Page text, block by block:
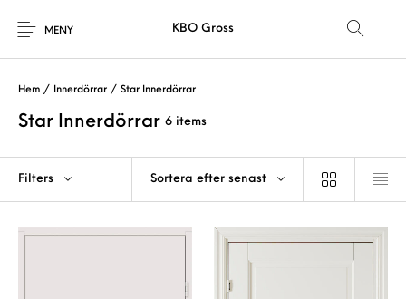
MENY KBO Gross
Hem / Innerdörrar / Star Innerdörrar
Star Innerdörrar 6 items
Filters Sortera efter senast